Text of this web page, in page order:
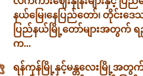
နယ်မြေ၊နေပြည်တော်၊ တိုင်းဒေ
ပြည်နယ်မြို့တော်များအတွက်
က...
ရန်ကုန်မြို့နှင့်မန္တလေးမြို့အတွ